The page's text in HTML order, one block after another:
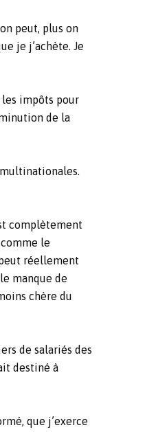
peut, plus on
je j’achète. Je
impôts pour
de la
complètement
le
réellement
manque de
chère du
de salariés des
destiné à
que j’exerce